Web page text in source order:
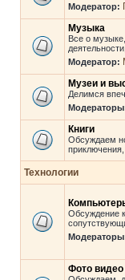
Модератор:
Музыка
Все о
Модератор:
Музеи и
Делимся
Книги
Обсуждаем
Технологии
Обсуждение
Фото